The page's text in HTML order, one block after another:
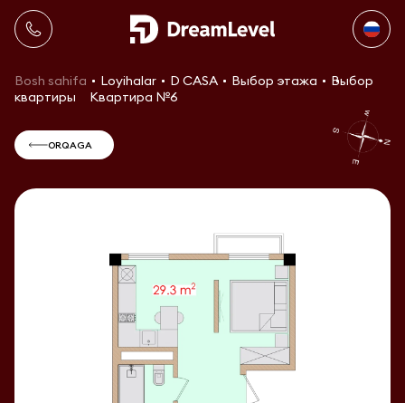
Bosh sahifa Loyihalar D CASA Выбор этажа
Выбор
квартиры
Квартира №6
ORQAGA